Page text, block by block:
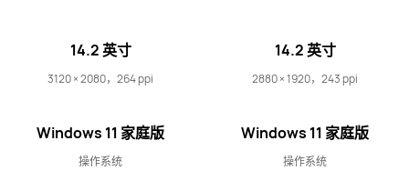
MateBook D 14 2024 13 代酷睿版
14.2 英寸
3120 × 2080，264 ppi
Windows 11 家庭版
操作系统
14.2 英寸
2880 × 1920，243 ppi
Windows 11 家庭版
操作系统